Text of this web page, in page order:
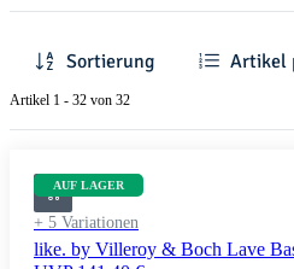
Sortierung Artikel
Artikel 1 - 32 von 32
AUF LAGER
+ 5 Variationen
like. by Villeroy & Boch Lave